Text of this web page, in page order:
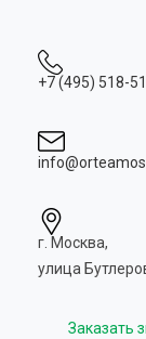
+7 (495) 518-
г. Москва,
улица
Заказать